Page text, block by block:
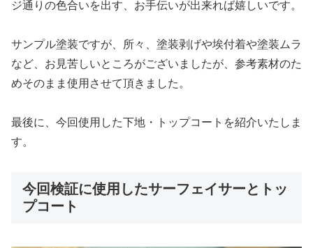
ジ通りの色合いを出す、お手伝いが出来れば嬉しいです。
サンプル塗装ですが、所々、塗装剥げや埃付着や塗装ムラ
など、お見苦しいところがございましたが、参考素材のた
めそのまま使用させて頂きました。
最後に、今回使用した下地・トップコートを紹介いたしま
す。
今回検証に使用したサーフェイサーとトッ
プコート